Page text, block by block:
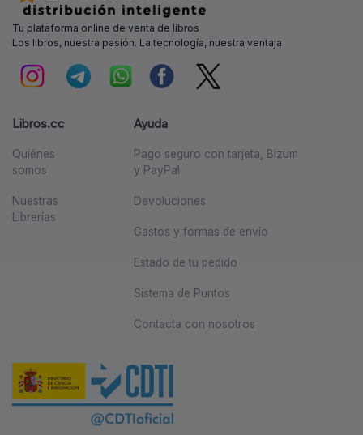
Tu plataforma online de venta de libros
Los libros, nuestra pasión. La tecnología, nuestra ventaja
Libros.cc
Quiénes
somos
Nuestras
Librerías
Ayuda
Pago seguro con tarjeta, Bizum
y PayPal
Devoluciones
Gastos y formas de envío
Estado de tu pedido
Sistema de Puntos
Contacta con nosotros